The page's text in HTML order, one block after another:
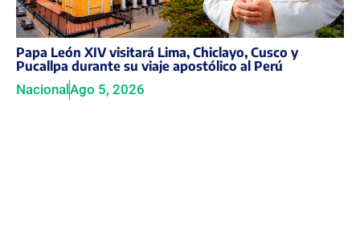
Papa León XIV visitará Lima, Chiclayo, Cusco y
Pucallpa durante su viaje apostólico al Perú
Nacional Ago 5, 2026